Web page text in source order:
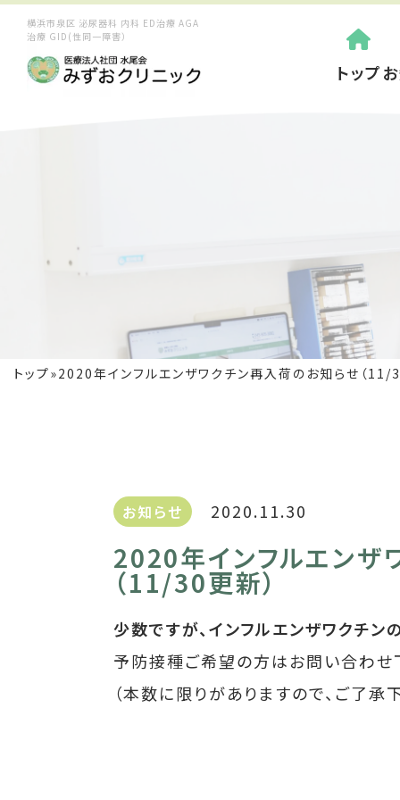
横浜市泉区 泌尿器科 内科 ED治療 AGA
治療 GID(性同一障害）
トップ
トップ»2020年インフルエンザワクチン再入荷のお知らせ（11/
お知らせ 2020.11.30
2020年インフルエンザ
（11/30更新）
少数ですが、インフルエンザワクチン
予防接種ご希望の方はお問い合わせ
（本数に限りがありますので、ご了承